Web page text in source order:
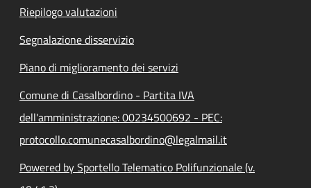
Riepilogo valutazioni
Segnalazione disservizio
Piano di miglioramento dei servizi
Comune di Casalbordino - Partita IVA
dell'amministrazione: 00234500692 - PEC:
protocollo.comunecasalbordino@legalmail.it
Powered by Sportello Telematico Polifunzionale (v.